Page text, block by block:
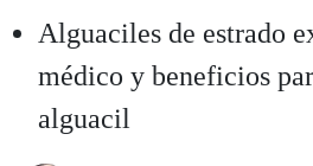
Alguaciles de estrado
médico y beneficios
alguacil